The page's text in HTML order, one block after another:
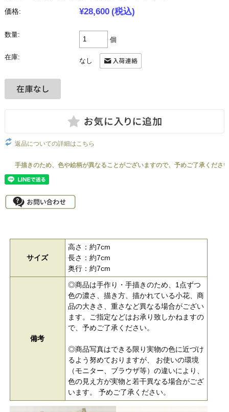
価格:
¥28,600 (税込)
数量:
個
在庫: なし
返品についての詳細はこちら
サイズ
高さ：約7cm
長さ：約7cm
奥行：約7cm
備考
◎商品は手作り・手描きのため、1点ずつ
色の濃さ、描き方、描かれている小花、商
品の大きさ、重さなど異なる場合がござい
ます。ご指定などはお承り致しかねますの
で、予めご了承ください。
◎商品写真はできる限り実物の色に近づけ
るよう努めておりますが、 お使いの環境
（モニター、ブラウザ等）の違いにより、
色の見え方が実物と若干異なる場合がござ
います。 予めご了承ください。